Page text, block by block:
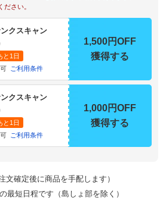
ださい。
クスキャン
と1日
ご利用条件
1,500円OFF
獲得する
クスキャン
と1日
ご利用条件
1,000円OFF
獲得する
注文確定後に商品を手配します）
最短日程です（島しょ部を除く）